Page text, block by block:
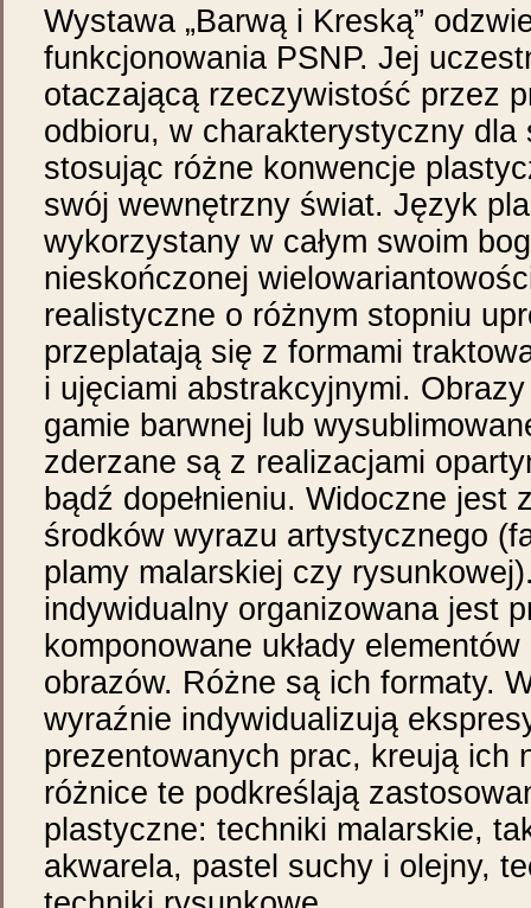
Wystawa „Barwą i Kreską”
funkcjonowania PSNP. Jej
otaczającą rzeczywistość przez
odbioru, w charakterystyczny dla
stosując różne konwencje
swój wewnętrzny świat. Język
wykorzystany w całym swoim
nieskończonej
realistyczne o różnym stopniu
przeplatają się z formami
i ujęciami abstrakcyjnymi.
gamie barwnej lub
zderzane są z realizacjami
bądź dopełnieniu. Widoczne jest
środków wyrazu artystycznego
plamy malarskiej czy
indywidualny organizowana jest
komponowane układy
obrazów. Różne są ich formaty.
wyraźnie indywidualizują
prezentowanych prac, kreują ich
różnice te podkreślają
plastyczne: techniki malarskie,
akwarela, pastel suchy i olejny,